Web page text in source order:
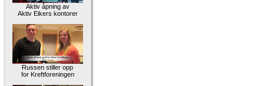
Aktiv åpning av
Aktiv Eikers kontorer
Russen stiller opp
for Kreftforeningen